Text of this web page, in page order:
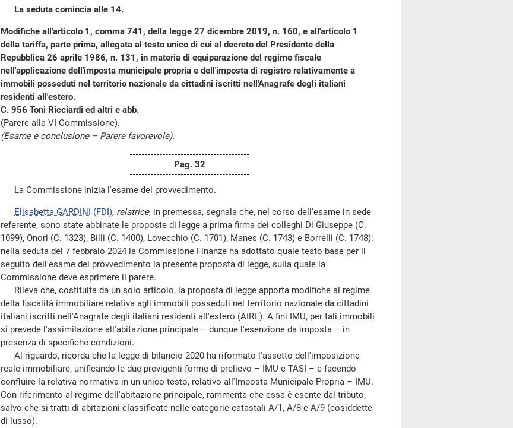
La seduta comincia alle 14.
Modifiche all'articolo 1, comma 741, della legge 27 dicembre 2019, n. 160, e all'articolo 1
della tariffa, parte prima, allegata al testo unico di cui al decreto del Presidente della
Repubblica 26 aprile 1986, n. 131, in materia di equiparazione del regime fiscale
nell'applicazione dell'imposta municipale propria e dell'imposta di registro relativamente a
immobili posseduti nel territorio nazionale da cittadini iscritti nell'Anagrafe degli italiani
residenti all'estero.
C. 956 Toni Ricciardi ed altri e abb.
(Parere alla VI Commissione).
(Esame e conclusione – Parere favorevole).
Pag. 32
La Commissione inizia l'esame del provvedimento.
Elisabetta GARDINI (FDI), relatrice, in premessa, segnala che, nel corso dell'esame in sede
referente, sono state abbinate le proposte di legge a prima firma dei colleghi Di Giuseppe (C.
1099), Onori (C. 1323), Billi (C. 1400), Lovecchio (C. 1701), Manes (C. 1743) e Borrelli (C. 1748):
nella seduta del 7 febbraio 2024 la Commissione Finanze ha adottato quale testo base per il
seguito dell'esame del provvedimento la presente proposta di legge, sulla quale la
Commissione deve esprimere il parere.
Rileva che, costituita da un solo articolo, la proposta di legge apporta modifiche al regime
della fiscalità immobiliare relativa agli immobili posseduti nel territorio nazionale da cittadini
italiani iscritti nell'Anagrafe degli italiani residenti all'estero (AIRE). A fini IMU, per tali immobili
si prevede l'assimilazione all'abitazione principale – dunque l'esenzione da imposta – in
presenza di specifiche condizioni.
Al riguardo, ricorda che la legge di bilancio 2020 ha riformato l'assetto dell'imposizione
reale immobiliare, unificando le due previgenti forme di prelievo – IMU e TASI – e facendo
confluire la relativa normativa in un unico testo, relativo all'Imposta Municipale Propria – IMU.
Con riferimento al regime dell'abitazione principale, rammenta che essa è esente dal tributo,
salvo che si tratti di abitazioni classificate nelle categorie catastali A/1, A/8 e A/9 (cosiddette
di lusso).